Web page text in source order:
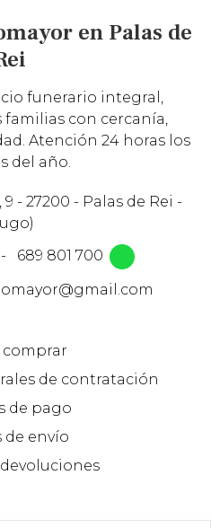
en Palas de
funerario integral,
con cercanía,
Atención 24 horas los
del año.
- 27200 - Palas de Rei -
-
689 801 700
comprar
de contratación
de pago
de envío